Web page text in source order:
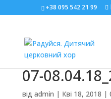
+38 095 542 21 99
07-
від admin | Кві 18, 2018 |